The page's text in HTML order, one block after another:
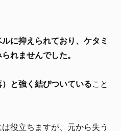
に抑えられており、ケタミ
れませんでした。
と強く結びついていること
役立ちますが、元から失う